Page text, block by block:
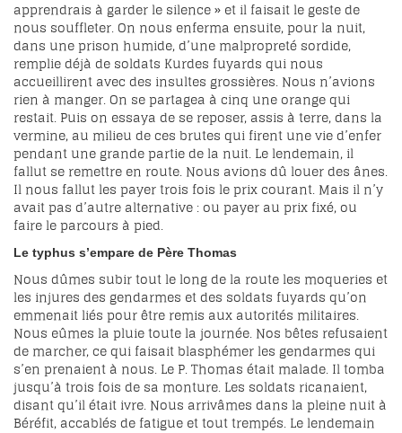
apprendrais à garder le silence » et il faisait le geste de
nous souffleter. On nous enferma ensuite, pour la nuit,
dans une prison humide, d’une malpropreté sordide,
remplie déjà de soldats Kurdes fuyards qui nous
accueillirent avec des insultes grossières. Nous n’avions
rien à manger. On se partagea à cinq une orange qui
restait. Puis on essaya de se reposer, assis à terre, dans la
vermine, au milieu de ces brutes qui firent une vie d’enfer
pendant une grande partie de la nuit. Le lendemain, il
fallut se remettre en route. Nous avions dû louer des ânes.
Il nous fallut les payer trois fois le prix courant. Mais il n’y
avait pas d’autre alternative : ou payer au prix fixé, ou
faire le parcours à pied.
Le typhus s’empare de Père Thomas
Nous dûmes subir tout le long de la route les moqueries et
les injures des gendarmes et des soldats fuyards qu’on
emmenait liés pour être remis aux autorités militaires.
Nous eûmes la pluie toute la journée. Nos bêtes refusaient
de marcher, ce qui faisait blasphémer les gendarmes qui
s’en prenaient à nous. Le P. Thomas était malade. Il tomba
jusqu’à trois fois de sa monture. Les soldats ricanaient,
disant qu’il était ivre. Nous arrivâmes dans la pleine nuit à
Béréfit, accablés de fatigue et tout trempés. Le lendemain